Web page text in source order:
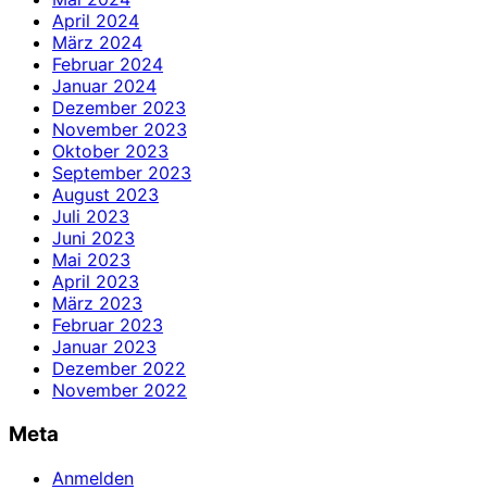
April 2024
März 2024
Februar 2024
Januar 2024
Dezember 2023
November 2023
Oktober 2023
September 2023
August 2023
Juli 2023
Juni 2023
Mai 2023
April 2023
März 2023
Februar 2023
Januar 2023
Dezember 2022
November 2022
Meta
Anmelden